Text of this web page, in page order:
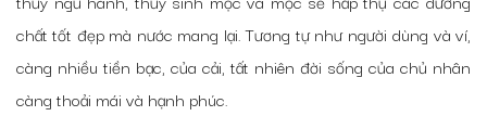
chất tốt đẹp mà nước mang lại. Tương tự như người dùng và ví,
càng nhiều tiền bạc, của cải, tất nhiên đời sống của chủ nhân
càng thoải mái và hạnh phúc.